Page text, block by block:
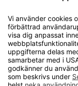
och
allt från de